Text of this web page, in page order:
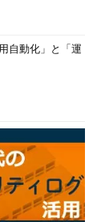
自動化」と「運